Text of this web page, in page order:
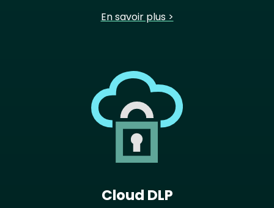
En savoir plus >
Cloud DLP